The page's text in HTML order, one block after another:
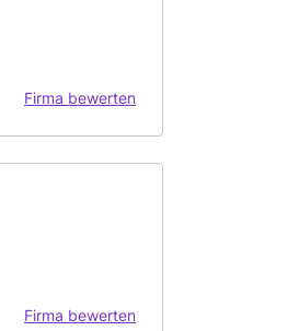
Firma bewerten
Firma bewerten